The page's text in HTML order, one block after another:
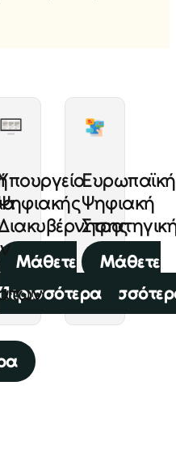
Ευρωπαϊκή
Ψηφιακή
Μάθετε
Μάθετε